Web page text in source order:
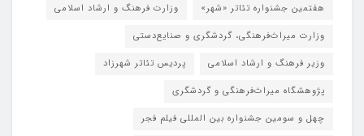
هفتمین جشنواره تئاتر «شهر»
وزارت فرهنگ و ارشاد اسلامی
وزارت میراث‌فرهنگی، گردشگری و صنایع‌دستی
وزیر فرهنگ و ارشاد اسلامی
پردیس تئاتر شهرزاد
پژوهشگاه میراث‌فرهنگی و گردشگری
چهل و سومین جشنواره بین المللی فیلم فجر